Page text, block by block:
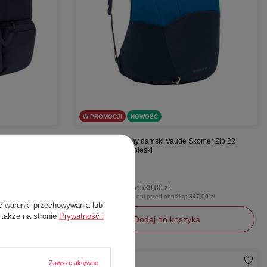
W PROMOCJI NOWOŚĆ
Plecak turystyczny damski Vaude Skomer Zip 22
wycieczkowy niebieski
Cena katalogowa:539,00 zł
Najniższa cena z 30 dni przed obniżką: 347,00 zł
Dodaj do koszyka
warunki przechowywania lub
na stronie Prywatność i
Zawsze aktywne